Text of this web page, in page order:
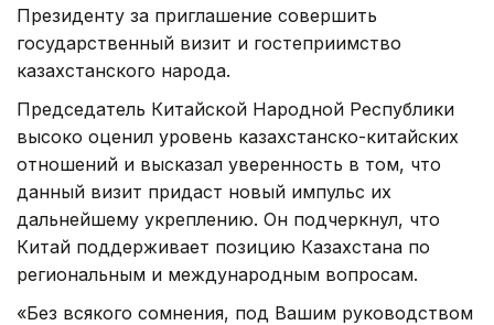
Президенту за приглашение совершить
государственный визит и гостеприимство
казахстанского народа.
Председатель Китайской Народной Республики
высоко оценил уровень казахстанско-китайских
отношений и высказал уверенность в том, что
данный визит придаст новый импульс их
дальнейшему укреплению. Он подчеркнул, что
Китай поддерживает позицию Казахстана по
региональным и международным вопросам.
«Без всякого сомнения, под Вашим руководством